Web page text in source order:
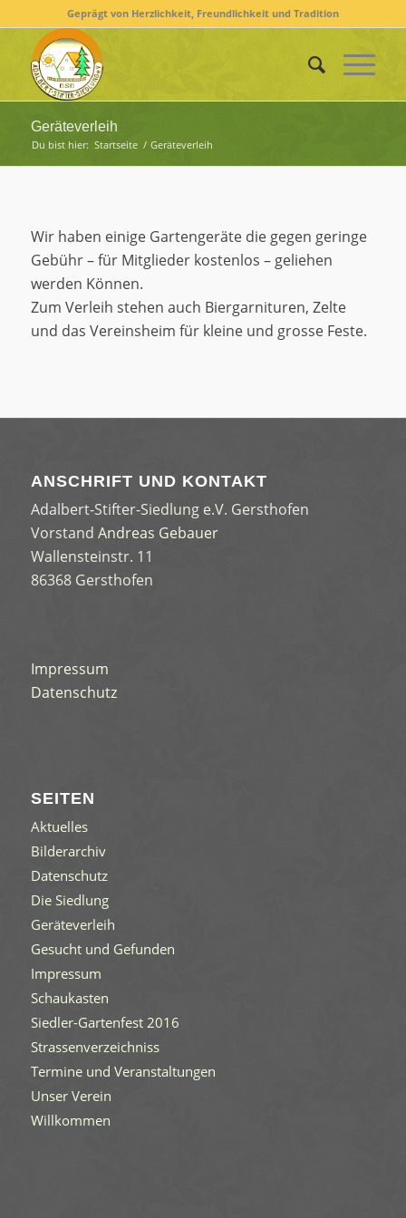
Geprägt von Herzlichkeit, Freundlichkeit und Tradition
Geräteverleih
Du bist hier: Startseite / Geräteverleih
Wir haben einige Gartengeräte die gegen geringe
Gebühr – für Mitglieder kostenlos – geliehen
werden Können.
Zum Verleih stehen auch Biergarnituren, Zelte
und das Vereinsheim für kleine und grosse Feste.
ANSCHRIFT UND KONTAKT
Adalbert-Stifter-Siedlung e.V. Gersthofen
Vorstand Andreas Gebauer
Wallensteinstr. 11
86368 Gersthofen
Impressum
Datenschutz
SEITEN
Aktuelles
Bilderarchiv
Datenschutz
Die Siedlung
Geräteverleih
Gesucht und Gefunden
Impressum
Schaukasten
Siedler-Gartenfest 2016
Strassenverzeichniss
Termine und Veranstaltungen
Unser Verein
Willkommen